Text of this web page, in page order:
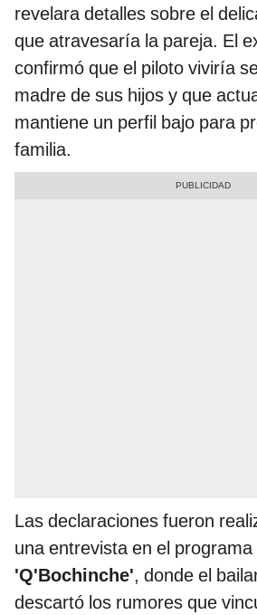
revelara detalles sobre el
que atravesaría la pareja. El
confirmó que el piloto viviría
madre de sus hijos y que
mantiene un perfil bajo para
familia.
Las declaraciones fueron
una entrevista en el programa
'Q'Bochinche', donde el
descartó los rumores que